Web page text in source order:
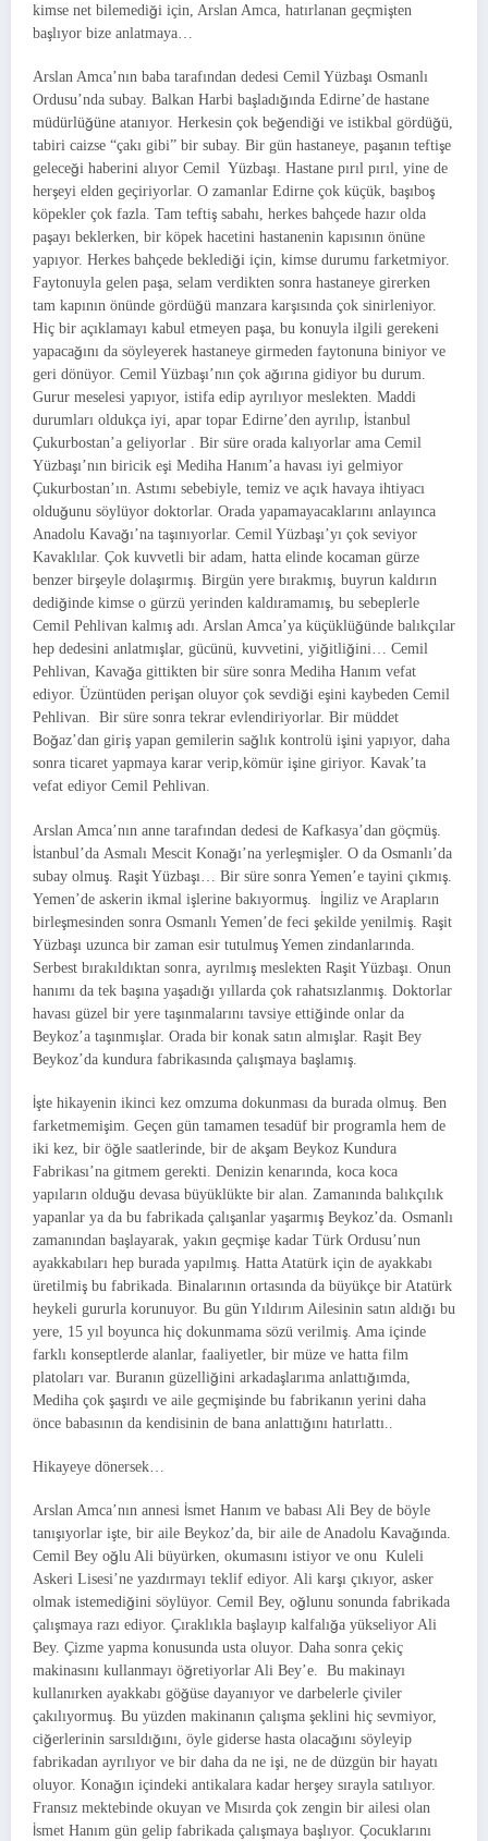
kimse net bilemediği için, Arslan Amca, hatırlanan geçmişten
başlıyor bize anlatmaya…
Arslan Amca’nın baba tarafından dedesi Cemil Yüzbaşı Osmanlı
Ordusu’nda subay. Balkan Harbi başladığında Edirne’de hastane
müdürlüğüne atanıyor. Herkesin çok beğendiği ve istikbal gördüğü,
tabiri caizse “çakı gibi” bir subay. Bir gün hastaneye, paşanın teftişe
geleceği haberini alıyor Cemil Yüzbaşı. Hastane pırıl pırıl, yine de
herşeyi elden geçiriyorlar. O zamanlar Edirne çok küçük, başıboş
köpekler çok fazla. Tam teftiş sabahı, herkes bahçede hazır olda
paşayı beklerken, bir köpek hacetini hastanenin kapısının önüne
yapıyor. Herkes bahçede beklediği için, kimse durumu farketmiyor.
Faytonuyla gelen paşa, selam verdikten sonra hastaneye girerken
tam kapının önünde gördüğü manzara karşısında çok sinirleniyor.
Hiç bir açıklamayı kabul etmeyen paşa, bu konuyla ilgili gerekeni
yapacağını da söyleyerek hastaneye girmeden faytonuna biniyor ve
geri dönüyor. Cemil Yüzbaşı’nın çok ağırına gidiyor bu durum.
Gurur meselesi yapıyor, istifa edip ayrılıyor meslekten. Maddi
durumları oldukça iyi, apar topar Edirne’den ayrılıp, İstanbul
Çukurbostan’a geliyorlar . Bir süre orada kalıyorlar ama Cemil
Yüzbaşı’nın biricik eşi Mediha Hanım’a havası iyi gelmiyor
Çukurbostan’ın. Astımı sebebiyle, temiz ve açık havaya ihtiyacı
olduğunu söylüyor doktorlar. Orada yapamayacaklarını anlayınca
Anadolu Kavağı’na taşınıyorlar. Cemil Yüzbaşı’yı çok seviyor
Kavaklılar. Çok kuvvetli bir adam, hatta elinde kocaman gürze
benzer birşeyle dolaşırmış. Birgün yere bırakmış, buyrun kaldırın
dediğinde kimse o gürzü yerinden kaldıramamış, bu sebeplerle
Cemil Pehlivan kalmış adı. Arslan Amca’ya küçüklüğünde balıkçılar
hep dedesini anlatmışlar, gücünü, kuvvetini, yiğitliğini… Cemil
Pehlivan, Kavağa gittikten bir süre sonra Mediha Hanım vefat
ediyor. Üzüntüden perişan oluyor çok sevdiği eşini kaybeden Cemil
Pehlivan. Bir süre sonra tekrar evlendiriyorlar. Bir müddet
Boğaz’dan giriş yapan gemilerin sağlık kontrolü işini yapıyor, daha
sonra ticaret yapmaya karar verip,kömür işine giriyor. Kavak’ta
vefat ediyor Cemil Pehlivan.
Arslan Amca’nın anne tarafından dedesi de Kafkasya’dan göçmüş.
İstanbul’da Asmalı Mescit Konağı’na yerleşmişler. O da Osmanlı’da
subay olmuş. Raşit Yüzbaşı… Bir süre sonra Yemen’e tayini çıkmış.
Yemen’de askerin ikmal işlerine bakıyormuş. İngiliz ve Arapların
birleşmesinden sonra Osmanlı Yemen’de feci şekilde yenilmiş. Raşit
Yüzbaşı uzunca bir zaman esir tutulmuş Yemen zindanlarında.
Serbest bırakıldıktan sonra, ayrılmış meslekten Raşit Yüzbaşı. Onun
hanımı da tek başına yaşadığı yıllarda çok rahatsızlanmış. Doktorlar
havası güzel bir yere taşınmalarını tavsiye ettiğinde onlar da
Beykoz’a taşınmışlar. Orada bir konak satın almışlar. Raşit Bey
Beykoz’da kundura fabrikasında çalışmaya başlamış.
İşte hikayenin ikinci kez omzuma dokunması da burada olmuş. Ben
farketmemişim. Geçen gün tamamen tesadüf bir programla hem de
iki kez, bir öğle saatlerinde, bir de akşam Beykoz Kundura
Fabrikası’na gitmem gerekti. Denizin kenarında, koca koca
yapıların olduğu devasa büyüklükte bir alan. Zamanında balıkçılık
yapanlar ya da bu fabrikada çalışanlar yaşarmış Beykoz’da. Osmanlı
zamanından başlayarak, yakın geçmişe kadar Türk Ordusu’nun
ayakkabıları hep burada yapılmış. Hatta Atatürk için de ayakkabı
üretilmiş bu fabrikada. Binalarının ortasında da büyükçe bir Atatürk
heykeli gururla korunuyor. Bu gün Yıldırım Ailesinin satın aldığı bu
yere, 15 yıl boyunca hiç dokunmama sözü verilmiş. Ama içinde
farklı konseptlerde alanlar, faaliyetler, bir müze ve hatta film
platoları var. Buranın güzelliğini arkadaşlarıma anlattığımda,
Mediha çok şaşırdı ve aile geçmişinde bu fabrikanın yerini daha
önce babasının da kendisinin de bana anlattığını hatırlattı..
Hikayeye dönersek…
Arslan Amca’nın annesi İsmet Hanım ve babası Ali Bey de böyle
tanışıyorlar işte, bir aile Beykoz’da, bir aile de Anadolu Kavağında.
Cemil Bey oğlu Ali büyürken, okumasını istiyor ve onu Kuleli
Askeri Lisesi’ne yazdırmayı teklif ediyor. Ali karşı çıkıyor, asker
olmak istemediğini söylüyor. Cemil Bey, oğlunu sonunda fabrikada
çalışmaya razı ediyor. Çıraklıkla başlayıp kalfalığa yükseliyor Ali
Bey. Çizme yapma konusunda usta oluyor. Daha sonra çekiç
makinasını kullanmayı öğretiyorlar Ali Bey’e. Bu makinayı
kullanırken ayakkabı göğüse dayanıyor ve darbelerle çiviler
çakılıyormuş. Bu yüzden makinanın çalışma şeklini hiç sevmiyor,
ciğerlerinin sarsıldığını, öyle giderse hasta olacağını söyleyip
fabrikadan ayrılıyor ve bir daha da ne işi, ne de düzgün bir hayatı
oluyor. Konağın içindeki antikalara kadar herşey sırayla satılıyor.
Fransız mektebinde okuyan ve Mısırda çok zengin bir ailesi olan
İsmet Hanım gün gelip fabrikada çalışmaya başlıyor. Çocuklarını